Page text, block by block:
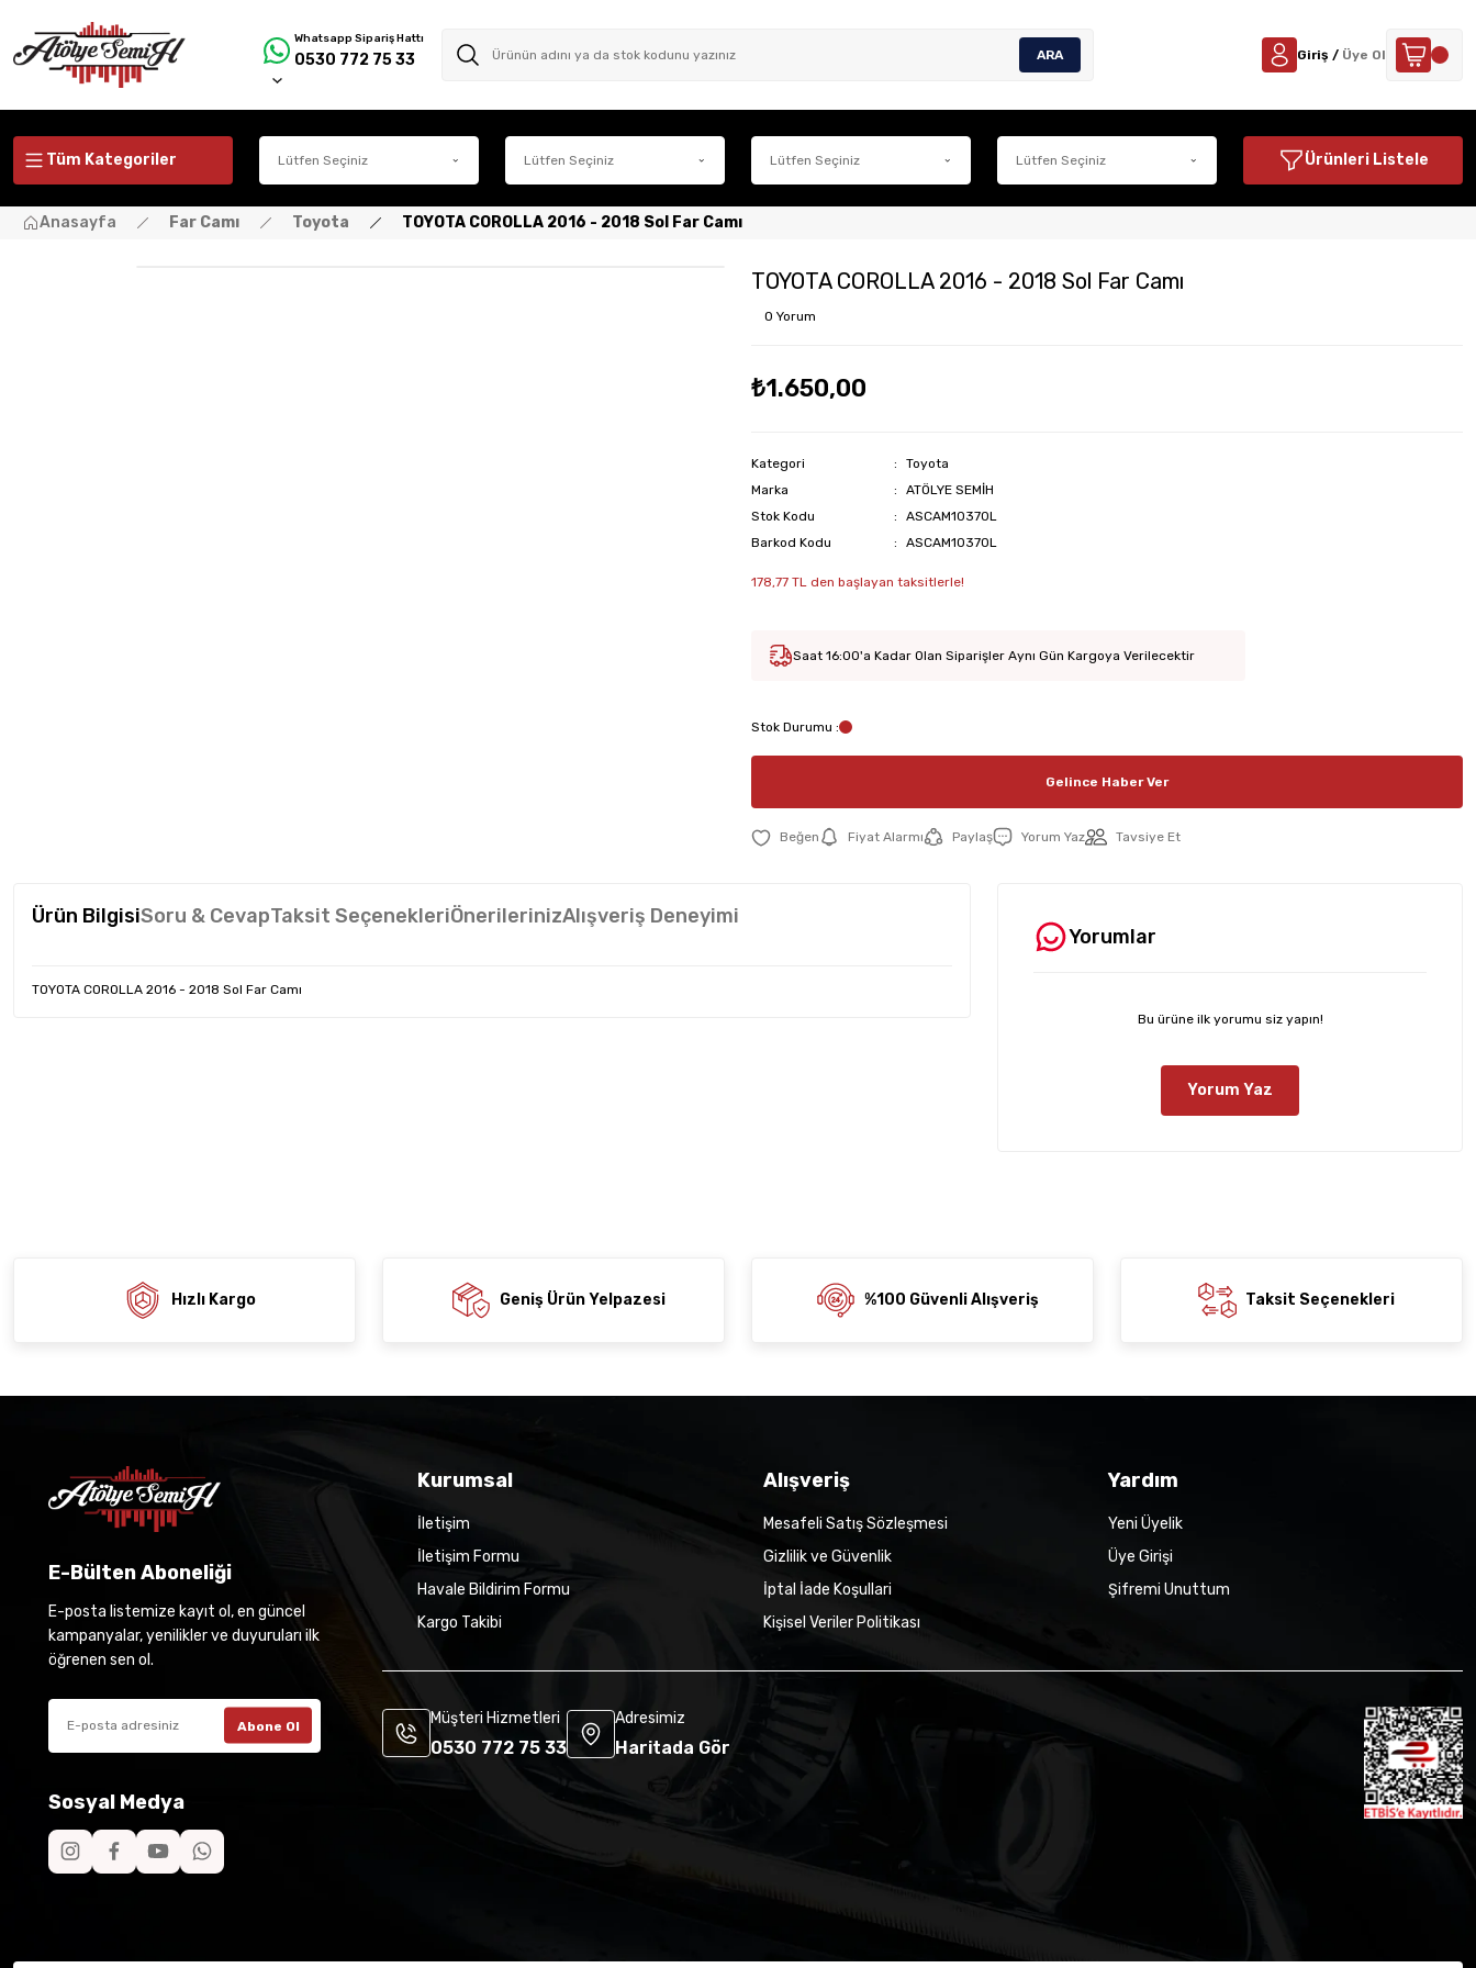
Whatsapp Sipariş Hattı
0530 772 75 33 ARA Giriş / Üye Ol
Tüm Kategoriler Ürünleri Listele
Anasayfa Far Camı Toyota TOYOTA COROLLA 2016 - 2018 Sol Far Camı
TOYOTA COROLLA 2016 - 2018 Sol Far Camı
0 Yorum
₺1.650,00
Kategori
Toyota
Marka
ATÖLYE SEMİH
Stok Kodu
ASCAM10370L
Barkod Kodu
ASCAM10370L
178,77 TL den başlayan taksitlerle!
Saat 16:00'a Kadar Olan Siparişler Aynı Gün Kargoya Verilecektir
Stok Durumu :
Gelince Haber Ver
Fiyat Alarmı Paylaş Yorum Yaz Tavsiye Et
Ürün BilgisiSoru & CevapTaksit SeçenekleriÖnerilerinizAlışveriş Deneyimi
TOYOTA COROLLA 2016 - 2018 Sol Far Camı
Yorumlar
Bu ürüne ilk yorumu siz yapın!
Yorum Yaz
Hızlı Kargo Geniş Ürün Yelpazesi %100 Güvenli Alışveriş Taksit Seçenekleri
E-Bülten Aboneliği
E-posta listemize kayıt ol, en güncel
kampanyalar, yenilikler ve duyuruları ilk
öğrenen sen ol.
Abone Ol
Sosyal Medya
Kurumsal
İletişim
İletişim Formu
Havale Bildirim Formu
Kargo Takibi
Alışveriş
Mesafeli Satış Sözleşmesi
Gizlilik ve Güvenlik
İptal İade Koşullari
Kişisel Veriler Politikası
Yardım
Yeni Üyelik
Üye Girişi
Şifremi Unuttum
Müşteri Hizmetleri
0530 772 75 33
Adresimiz
Haritada Gör